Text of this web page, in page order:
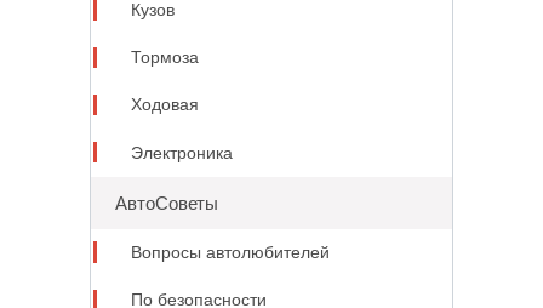
Кузов
Тормоза
Ходовая
Электроника
АвтоСоветы
Вопросы автолюбителей
По безопасности